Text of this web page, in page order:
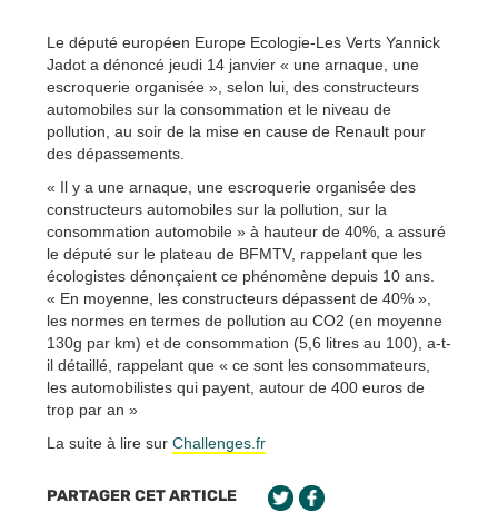
Le député européen Europe Ecologie-Les Verts Yannick
Jadot a dénoncé jeudi 14 janvier « une arnaque, une
escroquerie organisée », selon lui, des constructeurs
automobiles sur la consommation et le niveau de
pollution, au soir de la mise en cause de Renault pour
des dépassements.
« Il y a une arnaque, une escroquerie organisée des
constructeurs automobiles sur la pollution, sur la
consommation automobile » à hauteur de 40%, a assuré
le député sur le plateau de BFMTV, rappelant que les
écologistes dénonçaient ce phénomène depuis 10 ans.
« En moyenne, les constructeurs dépassent de 40% »,
les normes en termes de pollution au CO2 (en moyenne
130g par km) et de consommation (5,6 litres au 100), a-t-
il détaillé, rappelant que « ce sont les consommateurs,
les automobilistes qui payent, autour de 400 euros de
trop par an »
La suite à lire sur Challenges.fr
PARTAGER CET ARTICLE